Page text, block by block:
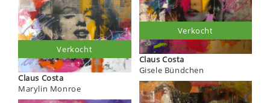
Claus Costa
Marylin Monroe
Verkocht
Claus Costa
Gisele Bündchen
Verkocht